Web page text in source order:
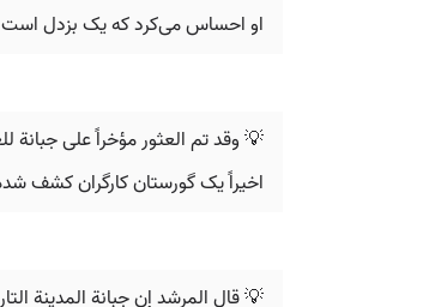
او احساس می‌کرد که یک بزدل
💡 وقد تم العثور مؤخراً على جبانة
اخیراً یک گورستان کارگران کشف
💡 قال المرشد إن جبانة المدينة